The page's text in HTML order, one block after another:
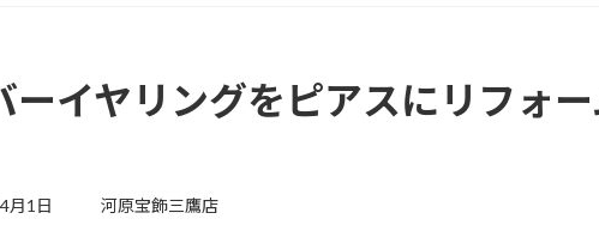
ーイヤリングをピアスにリフォー
月1日 河原宝飾三鷹店